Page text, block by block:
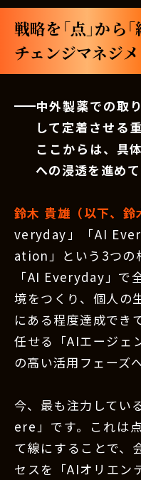
戦略を「点」から
チェンジマネジ
中外製薬での取
して定着させる
ここからは、具
への浸透を進め
鈴木 貴雄（以下、鈴
veryday」「AI
ation」という3つの
「AI Everyday」で
境をつくり、個人の
にある程度達成でき
任せる「AIエージェ
の高い活用フェーズ
今、最も注力してい
ere」です。これは
て線にすることで、
セスを「AIオリエン